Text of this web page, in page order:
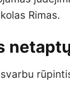
Rimas.